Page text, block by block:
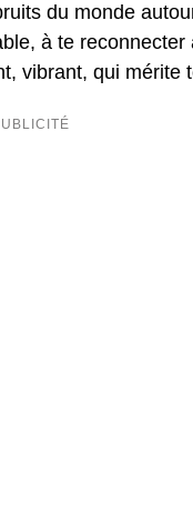
du monde
à te
vibrant, qui mérite